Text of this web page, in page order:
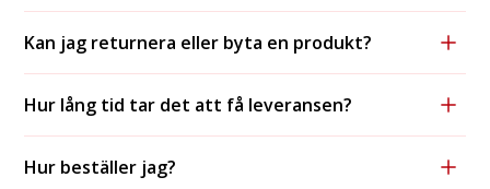
Kan jag returnera eller byta en produkt?
produkten är oanvänd och i originalförpackning.
Hur lång tid tar det att få leveransen?
arbetsdagar med DHL och 2-3 dagar med postnord.
Hur beställer jag?